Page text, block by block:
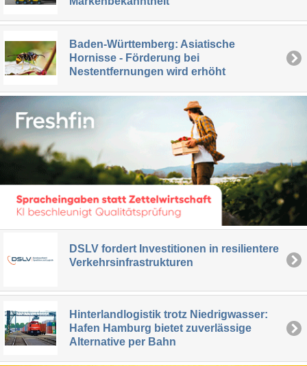
Baden-Württemberg: Asiatische
Hornisse - Förderung bei
Nestentfernungen wird erhöht
DSLV fordert Investitionen in resilientere
Verkehrsinfrastrukturen
Hinterlandlogistik trotz Niedrigwasser:
Hafen Hamburg bietet zuverlässige
Alternative per Bahn